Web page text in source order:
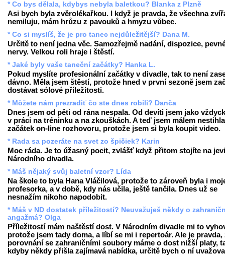
* Co bys dělala, kdybys nebyla baletkou? Blanka z Plzně
Asi bych byla zvěrolékařkou. I když je pravda, že všechna
nemiluju, mám hrůzu z pavouků a hmyzu vůbec.
* Co si myslíš, že je pro tanec nejdůležitější? Dana M.
Určitě to není jedna věc. Samozřejmě nadání, dispozice,
nervy. Velkou roli hraje i štěstí.
* Jaké byly vaše taneční začátky? Hanka L.
Pokud myslíte profesionální začátky v divadle, tak to není
dávno. Měla jsem štěstí, protože hned v první sezoně jsem
dostávat sólové příležitosti.
* Môžete nám prezradiť čo ste dnes robili? Danča
Dnes jsem od pěti od rána nespala. Od devíti jsem jako
v práci na tréninku a na zkouškách. A teď jsem málem nestihla
začátek on-line rozhovoru, protože jsem si byla koupit video.
* Rada sa pozeráte na svet zo špičiek? Karin
Moc ráda. Je to úžasný pocit, zvlášť když přitom stojíte na
Národního divadla.
* Máš nějaký svůj baletní vzor? Lída
Na škole to byla Hana Vláčilová, protože to zároveň byla i
profesorka, a v době, kdy nás učila, ještě tančila. Dnes už se
nesnažím nikoho napodobit.
* Máš v ND dostatek příležitostí? Neuvažuješ někdy o
angažmá? Olga
Příležitostí mám naštěstí dost. V Národním divadle mi to
protože jsem tady doma, a líbí se mi i repertoár. Ale je pravda,
porovnání se zahraničními soubory máme o dost nižší platy,
kdyby někdy přišla zajímavá nabídka, určitě bych o ní